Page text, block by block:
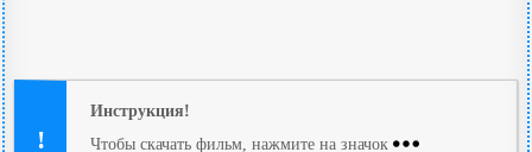
Инструкция!
Чтобы скачать фильм, нажмите на значок